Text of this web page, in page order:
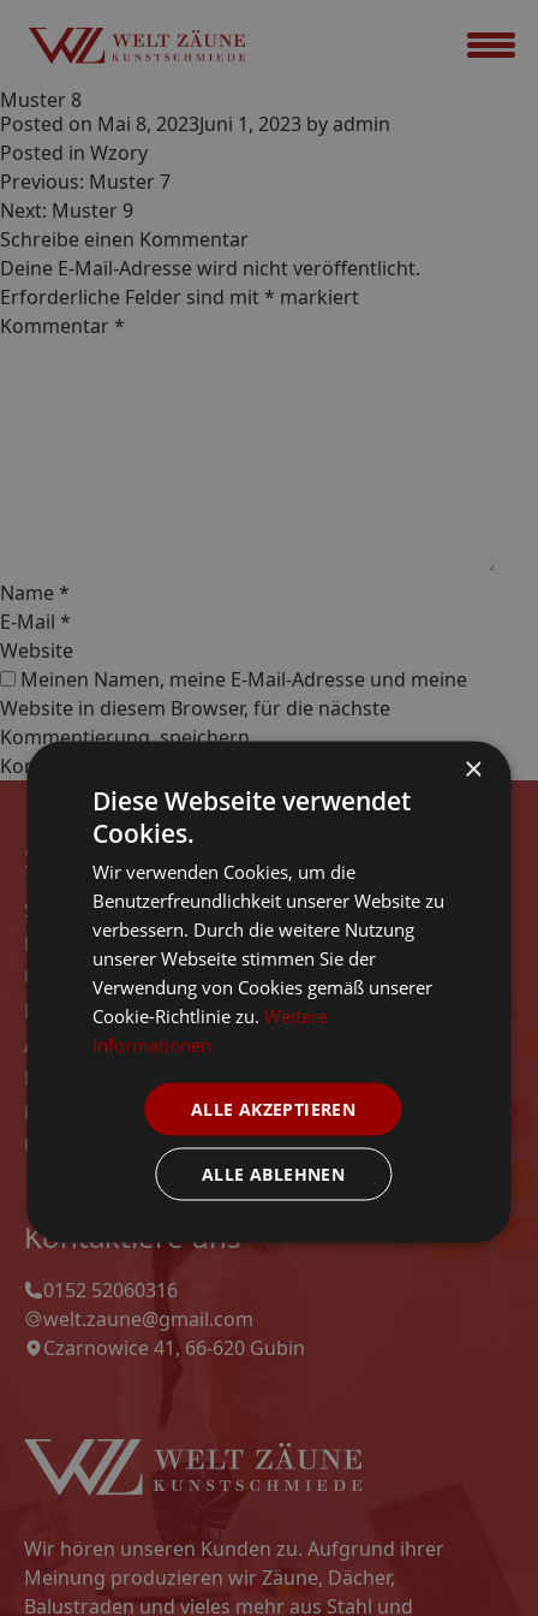
Muster 8
Posted on Mai 8, 2023Juni 1, 2023 by admin
Posted in Wzory
Beitrags-
Navigation
Previous: Muster 7
Next: Muster 9
Schreibe einen Kommentar
Deine E-Mail-Adresse wird nicht veröffentlicht.
Erforderliche Felder sind mit* markiert
Kommentar*
Name *
E-Mail *
Website
Meinen Namen, meine E-Mail-Adresse und meine
Website in diesem Browser, für die nächste
Kommentierung, speichern.
Seitennavigation
Start
Rezensionen
Über das Unternehmen
Kontakt
Angebot
Modelle
Datenschutz-Bestimmungen
Unsere Projekte
Kontaktiere uns
0152 52060316
welt.zaune@gmail.com
Czarnowice 41, 66-620 Gubin
Wir hören unseren Kunden zu. Aufgrund ihrer
Meinung produzieren wir Zäune, Dächer,
Balustraden und vieles mehr aus Stahl und
×
Diese Webseite verwendet
Cookies.
Wir verwenden Cookies, um die
Benutzerfreundlichkeit unserer Website zu
verbessern. Durch die weitere Nutzung
unserer Webseite stimmen Sie der
Verwendung von Cookies gemäß unserer
Cookie-Richtlinie zu.Weitere
Informationen
ALLE AKZEPTIEREN
ALLE ABLEHNEN